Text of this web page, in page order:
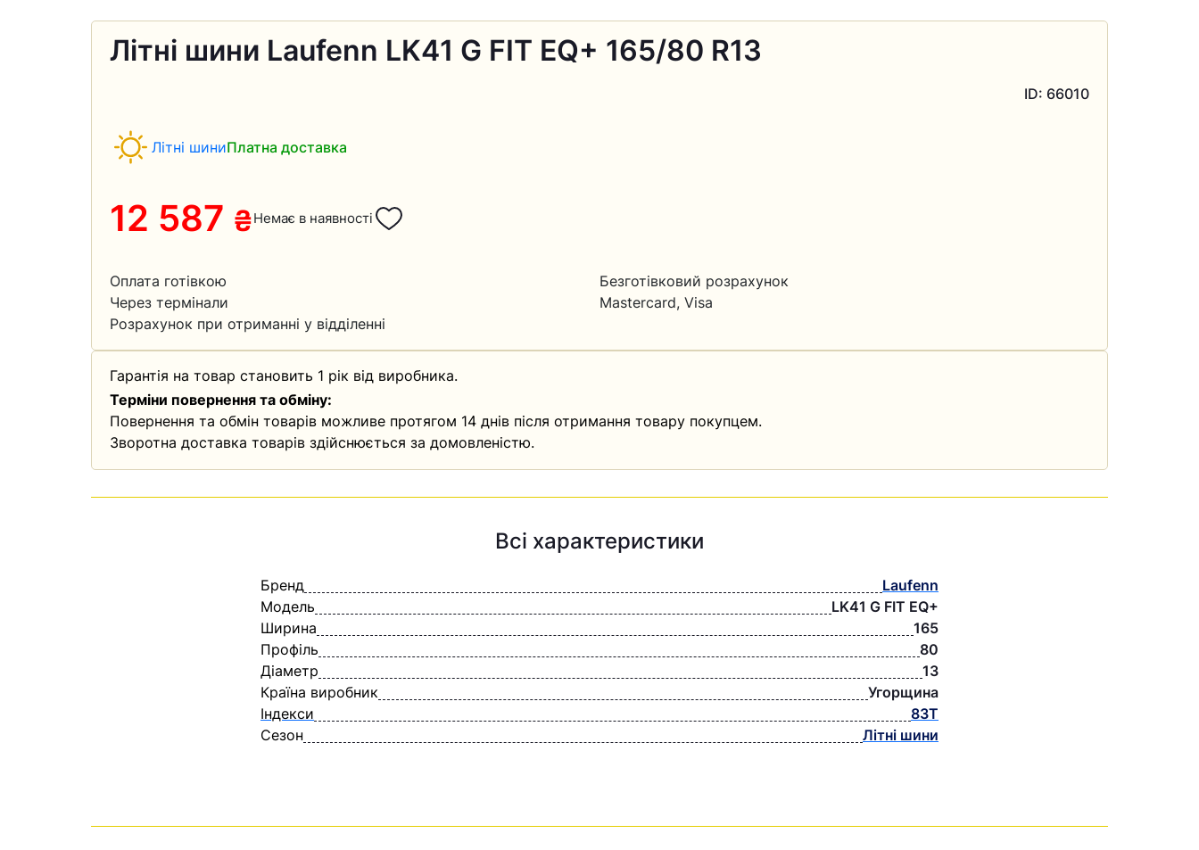
Літні шини Laufenn LK41 G FIT EQ+ 165/80 R13
ID: 66010
Літні шиниПлатна доставка
12 587 ₴Немає в наявності
Оплата готівкою
Безготівковий розрахунок
Через термінали
Mastercard, Visa
Розрахунок при отриманні у відділенні
Гарантія на товар становить 1 рік від виробника.
Терміни повернення та обміну:
Повернення та обмін товарів можливе протягом 14 днів після отримання товару покупцем.
Зворотна доставка товарів здійснюється за домовленістю.
Всі характеристики
Бренд
Laufenn
Модель
LK41 G FIT EQ+
Ширина
165
Профіль
80
Діаметр
13
Країна виробник
Угорщина
Індекси
83T
Сезон
Літні шини